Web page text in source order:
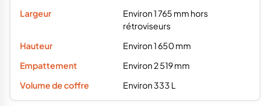
Environ 1 765 mm hors
rétroviseurs
Environ 1 650 mm
Environ 2 519 mm
Environ 333 L